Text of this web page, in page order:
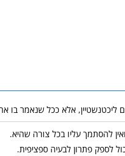
להסתמך עליו בכל צורה שהיא.
לספק פתרון לבעיה ספציפית.